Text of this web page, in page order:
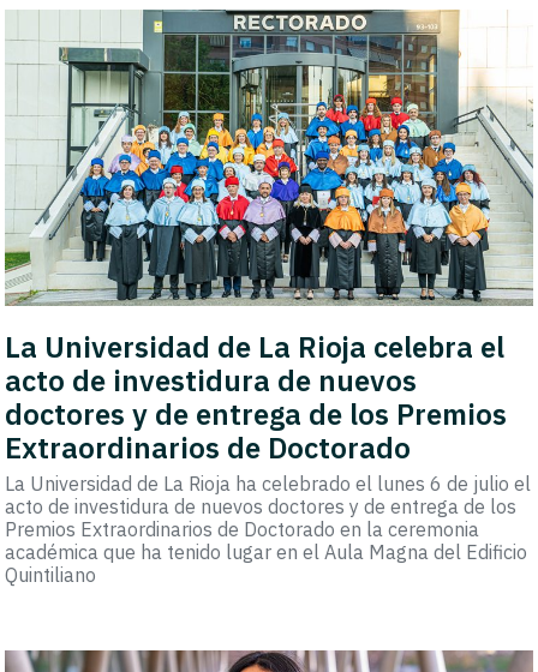
La Universidad de La Rioja celebra el
acto de investidura de nuevos
doctores y de entrega de los Premios
Extraordinarios de Doctorado
La Universidad de La Rioja ha celebrado el lunes 6 de julio el
acto de investidura de nuevos doctores y de entrega de los
Premios Extraordinarios de Doctorado en la ceremonia
académica que ha tenido lugar en el Aula Magna del Edificio
Quintiliano